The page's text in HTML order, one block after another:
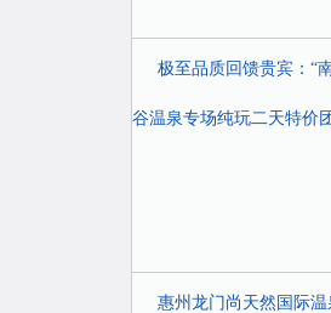
极至品质回馈贵宾：“
谷温泉专场纯玩二天特价
惠州龙门尚天然国际